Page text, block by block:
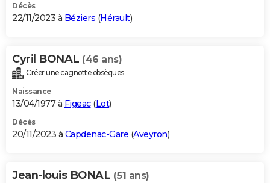
Décès
22/11/2023 à Béziers (Hérault)
Cyril BONAL (46 ans)
Créer une cagnotte obsèques
Naissance
13/04/1977 à Figeac(Lot)
Décès
20/11/2023 à Capdenac-Gare (Aveyron)
Jean-louis BONAL (51 ans)